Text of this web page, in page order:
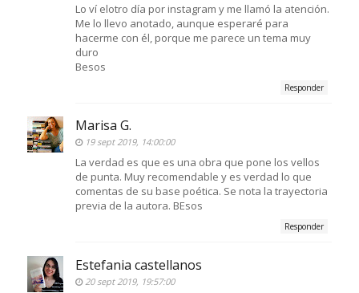
Lo ví elotro día por instagram y me llamó la atención.
Me lo llevo anotado, aunque esperaré para
hacerme con él, porque me parece un tema muy
duro
Besos
Responder
Marisa G.
19 sept 2019, 14:00:00
La verdad es que es una obra que pone los vellos
de punta. Muy recomendable y es verdad lo que
comentas de su base poética. Se nota la trayectoria
previa de la autora. BEsos
Responder
Estefania castellanos
20 sept 2019, 19:57:00